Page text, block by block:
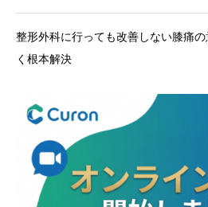
整形外科に行っても改善しない膝痛
く根本解決